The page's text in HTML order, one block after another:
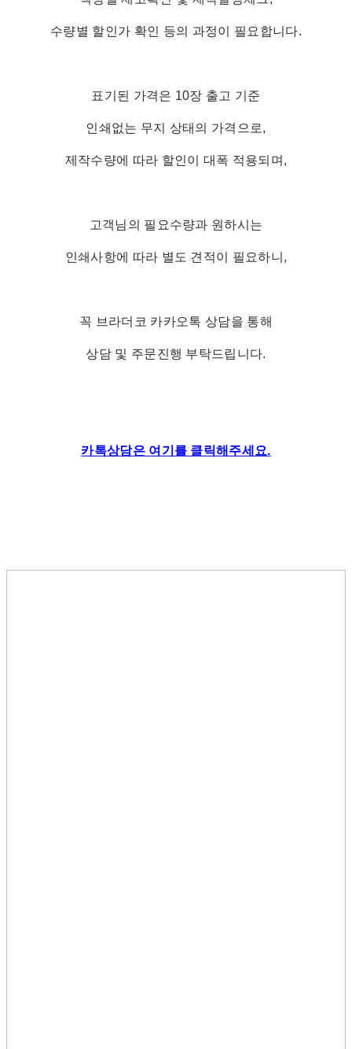
수량별 할인가 확인 등의 과정이 필요합니다.
표기된 가격은 10장 출고 기준
인쇄없는 무지 상태의 가격으로,
제작수량에 따라 할인이 대폭 적용되며,
고객님의 필요수량과 원하시는
인쇄사항에 따라 별도 견적이 필요하니,
꼭 브라더코 카카오톡 상담을 통해
상담 및 주문진행 부탁드립니다.
카톡상담은 여기를 클릭해주세요.